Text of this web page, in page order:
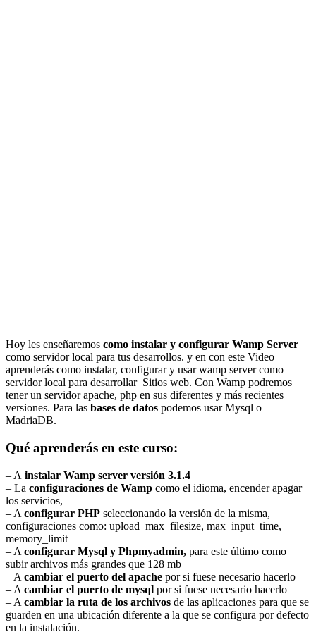
Hoy les enseñaremos como instalar y configurar Wamp Server
como servidor local para tus desarrollos. y en con este Video
aprenderás como instalar, configurar y usar wamp server como
servidor local para desarrollar Sitios web. Con Wamp podremos
tener un servidor apache, php en sus diferentes y más recientes
versiones. Para las bases de datos podemos usar Mysql o
MadriaDB.
Qué aprenderás en este curso:
– A instalar Wamp server versión 3.1.4
– La configuraciones de Wamp como el idioma, encender apagar
los servicios,
– A configurar PHP seleccionando la versión de la misma,
configuraciones como: upload_max_filesize, max_input_time,
memory_limit
– A configurar Mysql y Phpmyadmin, para este último como
subir archivos más grandes que 128 mb
– A cambiar el puerto del apache por si fuese necesario hacerlo
– A cambiar el puerto de mysql por si fuese necesario hacerlo
– A cambiar la ruta de los archivos de las aplicaciones para que se
guarden en una ubicación diferente a la que se configura por defecto
en la instalación.